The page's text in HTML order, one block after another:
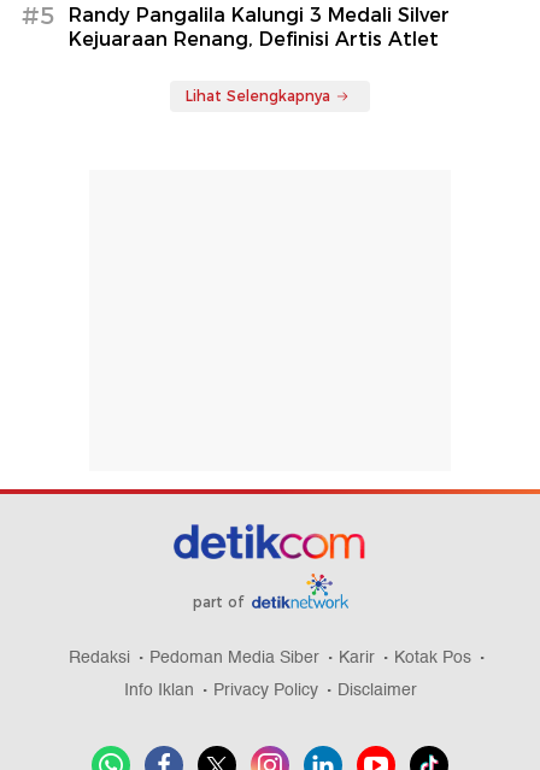
#5
Randy Pangalila Kalungi 3 Medali Silver
Kejuaraan Renang, Definisi Artis Atlet
Lihat Selengkapnya
part of
Redaksi Pedoman Media Siber Karir
Kotak Pos
Info Iklan
Privacy Policy Disclaimer